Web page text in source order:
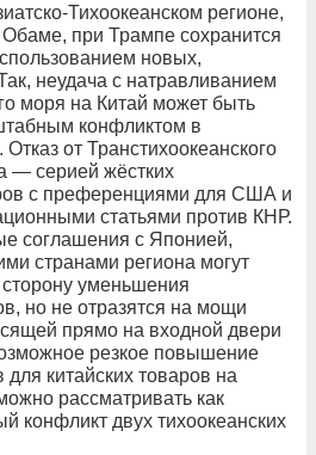
Тихоокеанском регионе,
Обаме, при Трампе сохранится
новых,
неудача с натравливанием
моря на Китай может быть
конфликтом в
от Транстихоокеанского
— серией жёстких
с преференциями для США и
статьями против КНР.
соглашения с Японией,
странами региона могут
уменьшения
но не отразятся на мощи
прямо на входной двери
резкое повышение
китайских товаров на
рассматривать как
конфликт двух тихоокеанских